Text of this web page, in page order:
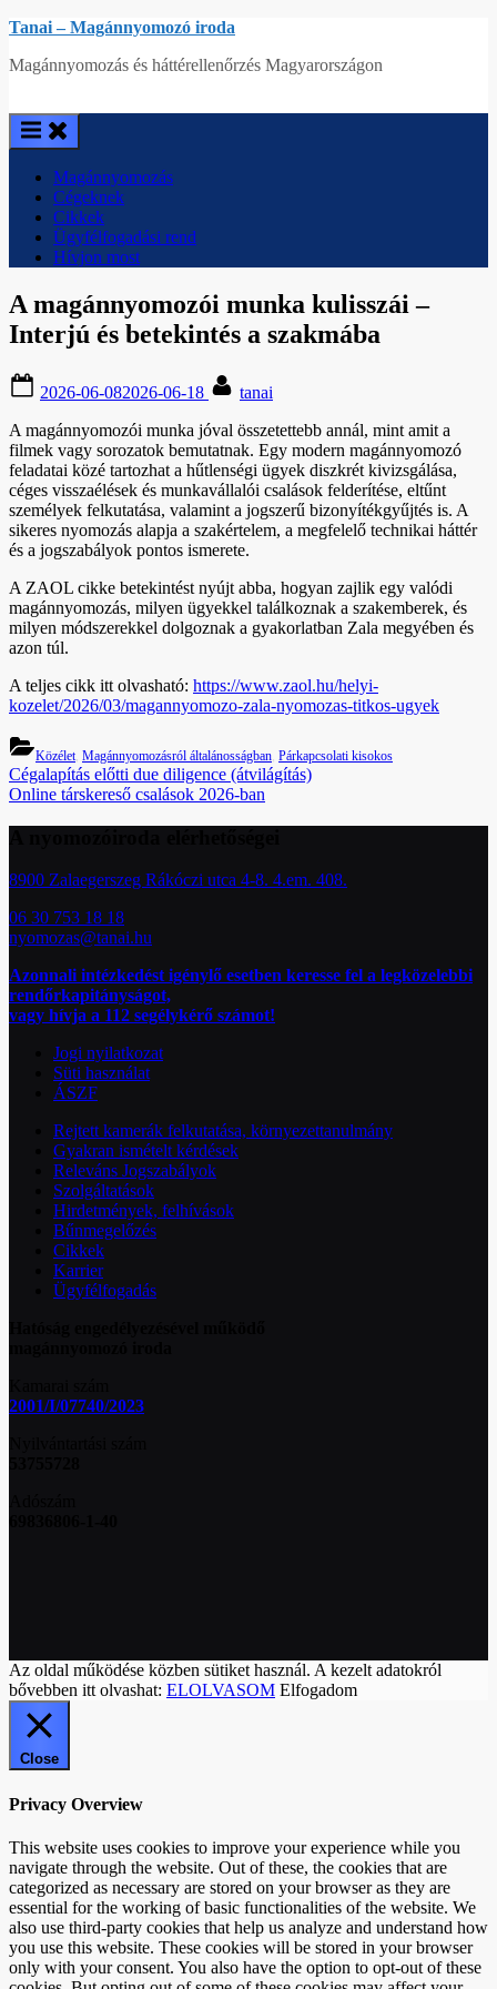
Skip
content
Tanai – Magánnyomozó iroda
Magánnyomozás és háttérellenőrzés Magyarországon
Magánnyomozás
Cégeknek
Cikkek
Ügyfélfogadási rend
Hívjon most
A magánnyomozói munka kulisszái –
Interjú és betekintés a szakmába
on
2026-06-082026-06-18
tanai
A magánnyomozói munka jóval összetettebb annál, mint amit a
filmek vagy sorozatok bemutatnak. Egy modern magánnyomozó
feladatai közé tartozhat a hűtlenségi ügyek diszkrét kivizsgálása,
céges visszaélések és munkavállalói csalások felderítése, eltűnt
személyek felkutatása, valamint a jogszerű bizonyítékgyűjtés is. A
sikeres nyomozás alapja a szakértelem, a megfelelő technikai háttér
és a jogszabályok pontos ismerete.
A ZAOL cikke betekintést nyújt abba, hogyan zajlik egy valódi
magánnyomozás, milyen ügyekkel találkoznak a szakemberek, és
milyen módszerekkel dolgoznak a gyakorlatban Zala megyében és
azon túl.
A teljes cikk itt olvasható: https://www.zaol.hu/helyi-
kozelet/2026/03/magannyomozo-zala-nyomozas-titkos-ugyek
Közélet, Magánnyomozásról általánosságban, Párkapcsolati kisokos
Bejegyzés
navigáció
Previous
Post:
Cégalapítás előtti due diligence (átvilágítás)
Next
Online társkereső csalások 2026-ban
8900 Zalaegerszeg Rákóczi utca 4-8. 4.em. 408.
06 30 753 18 18
nyomozas@tanai.hu
Azonnali intézkedést igénylő esetben keresse fel a legközelebbi
rendőrkapitányságot,
vagy hívja a 112 segélykérő számot!
Jogi nyilatkozat
Süti használat
ÁSZF
Rejtett kamerák felkutatása, környezettanulmány
Gyakran ismételt kérdések
Releváns Jogszabályok
Szolgáltatások
Hirdetmények, felhívások
Bűnmegelőzés
Cikkek
Karrier
Ügyfélfogadás
2001/I/07740/2023
Az oldal működése közben sütiket használ. A kezelt adatokról
bővebben itt olvashat: ELOLVASOM Elfogadom
Close
Privacy Overview
This website uses cookies to improve your experience while you
navigate through the website. Out of these, the cookies that are
categorized as necessary are stored on your browser as they are
essential for the working of basic functionalities of the website. We
also use third-party cookies that help us analyze and understand how
you use this website. These cookies will be stored in your browser
only with your consent. You also have the option to opt-out of these